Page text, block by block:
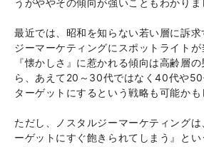
うがややその傾向が強いこともわかりま
最近では、昭和を知らない若い層に訴
ジーマーケティングにスポットライトが
『懐かしさ』に惹かれる傾向は高齢層
ら、あえて20～30代ではなく40代や
ターゲットにするという戦略も可能かも
ただし、ノスタルジーマーケティング
ーゲットにすぐ飽きられてしまう』とい